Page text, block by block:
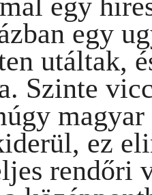
egy
utáltak,
Szinte
ez
rendőri